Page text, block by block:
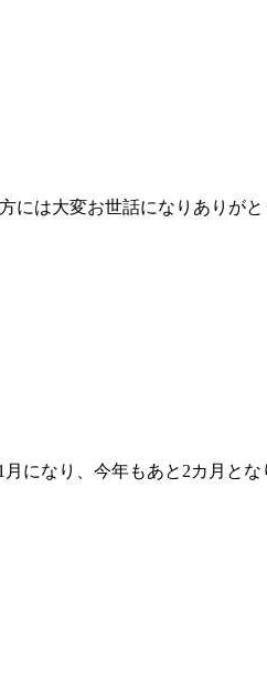
には大変お世話になりありが
になり、今年もあと2カ月と